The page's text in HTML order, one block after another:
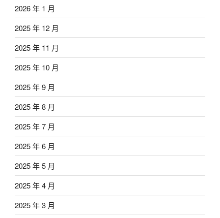
2026 年 1 月
2025 年 12 月
2025 年 11 月
2025 年 10 月
2025 年 9 月
2025 年 8 月
2025 年 7 月
2025 年 6 月
2025 年 5 月
2025 年 4 月
2025 年 3 月